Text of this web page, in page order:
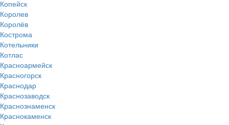
Копейск
Королев
Королёв
Кострома
Котельники
Котлас
Красноармейск
Красногорск
Краснодар
Краснозаводск
Краснознаменск
Краснокаменск